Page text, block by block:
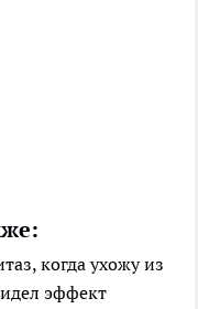
когда ухожу из
эффект